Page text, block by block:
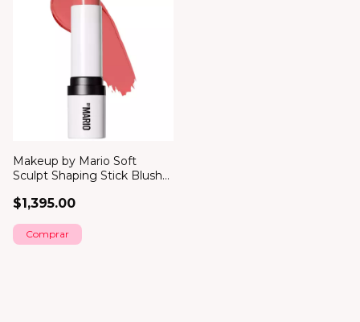
Makeup by Mario Soft
Sculpt Shaping Stick Blush
$1,395.00
Comprar